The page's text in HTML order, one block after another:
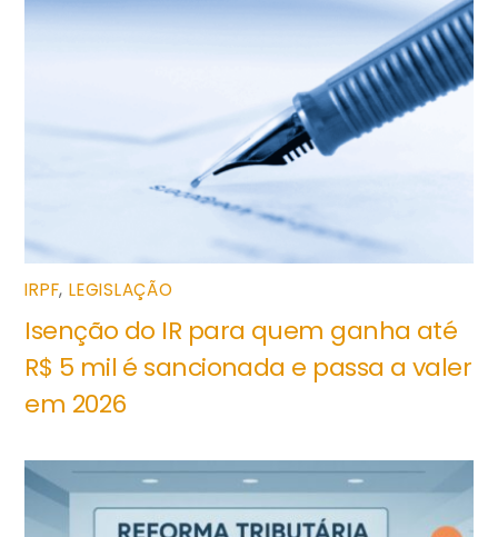
IRPF, LEGISLAÇÃO
Isenção do IR para quem ganha até
R$ 5 mil é sancionada e passa a valer
em 2026